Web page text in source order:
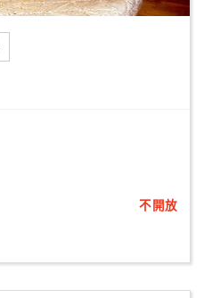
不開放